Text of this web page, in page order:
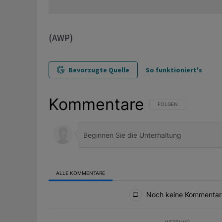
(AWP)
Bevorzugte Quelle So funktioniert's
Kommentare FOLGE DIESER
FOLGEN
ALLE KOMMENTARE
Noch keine